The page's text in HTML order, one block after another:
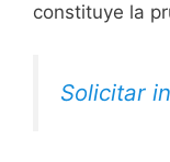
constituye la
Solicitar